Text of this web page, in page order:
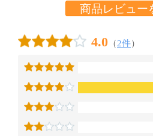
商品レビュー
4.0 （2件）